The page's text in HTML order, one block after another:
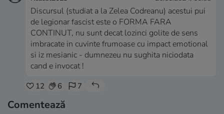
Discursul (studiat a la Zelea Codreanu) acestui pui
de legionar fascist este o FORMA FARA
CONTINUT, nu sunt decat lozinci golite de sens
imbracate in cuvinte frumoase cu impact emotional
si iz mesianic - dumnezeu nu sughita niciodata
cand e invocat !
12 6 7
Comentează